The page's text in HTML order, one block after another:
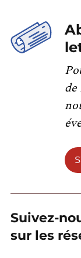
de
Suivez-
sur les